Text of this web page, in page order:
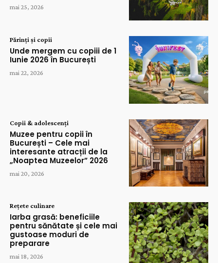
mai 25, 2026
Părinți și copii
Unde mergem cu copiii de 1
Iunie 2026 în București
mai 22, 2026
Copii & adolescenți
Muzee pentru copii în
București – Cele mai
interesante atracții de la
„Noaptea Muzeelor” 2026
mai 20, 2026
Rețete culinare
Iarba grasă: beneficiile
pentru sănătate și cele mai
gustoase moduri de
preparare
mai 18, 2026